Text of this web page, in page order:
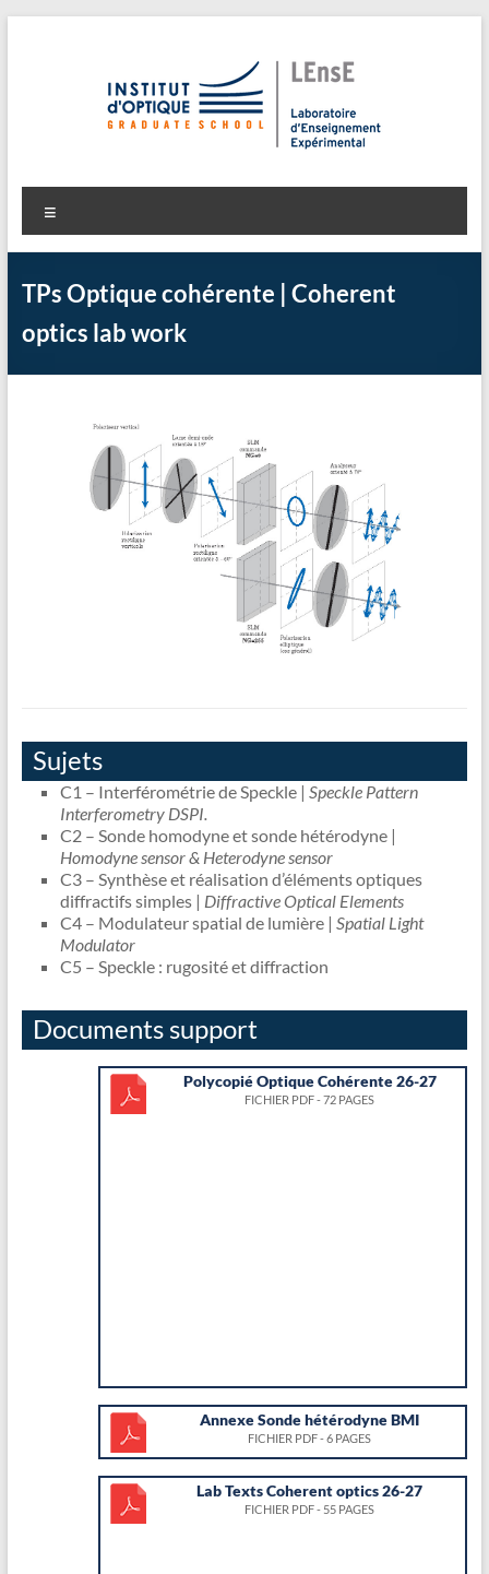
LEnsE
Laboratoire d'Enseignement Expérimental
TPs Optique cohérente | Coherent
optics lab work
Sujets
C1 – Interférométrie de Speckle | Speckle Pattern
Interferometry DSPI.
C2 – Sonde homodyne et sonde hétérodyne |
Homodyne sensor & Heterodyne sensor
C3 – Synthèse et réalisation d’éléments optiques
diffractifs simples | Diffractive Optical Elements
C4 – Modulateur spatial de lumière | Spatial Light
Modulator
C5 – Speckle : rugosité et diffraction
Documents support
Polycopié Optique Cohérente 26-27
FICHIER PDF - 72 PAGES
Annexe Sonde hétérodyne BMI
FICHIER PDF - 6 PAGES
Lab Texts Coherent optics 26-27
FICHIER PDF - 55 PAGES